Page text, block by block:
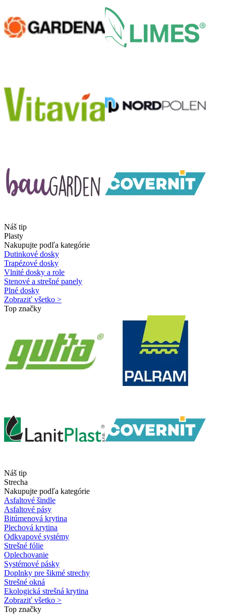
Náš tip
Plasty
Nakupujte podľa kategórie
Dutinkové dosky
Trapézové dosky
Vlnité dosky a role
Stenové a strešné panely
Plné dosky
Zobraziť všetko >
Top značky
Náš tip
Strecha
Nakupujte podľa kategórie
Asfaltové šindle
Asfaltové pásy
Bitúmenová krytina
Plechová krytina
Odkvapové systémy
Strešné fólie
Oplechovanie
Systémové pásky
Doplnky pre šikmé strechy
Strešné okná
Ekologická strešná krytina
Zobraziť všetko >
Top značky